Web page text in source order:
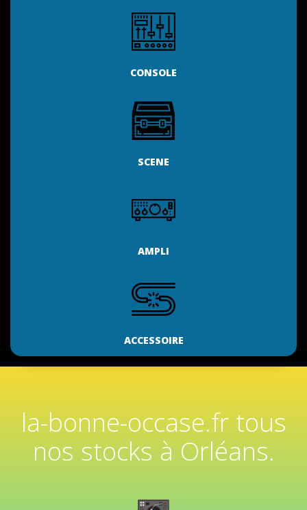
CONSOLE
SCENE
AMPLI
ACCESSOIRE
la-bonne-occase.fr tous
nos stocks à Orléans.